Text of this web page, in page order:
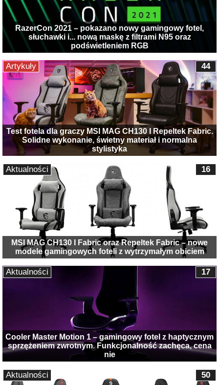
RazerCon 2021 – pokazano nowy gamingowy fotel,
słuchawki i... nową maskę z filtrami N95 oraz
podświetleniem RGB
Test fotela dla graczy MSI MAG CH130 I Repeltek Fabric.
Solidne wykonanie, świetny materiał i normalna
stylistyka
44
Artykuły
MSI MAG CH130 I Fabric oraz Repeltek Fabric – nowe
modele gamingowych foteli z wytrzymałym obiciem
16
Aktualności
Cooler Master Motion 1 – gamingowy fotel z haptycznym
sprzężeniem zwrotnym. Funkcjonalność zachęca, cena
nie
17
Aktualności
50
Aktualności